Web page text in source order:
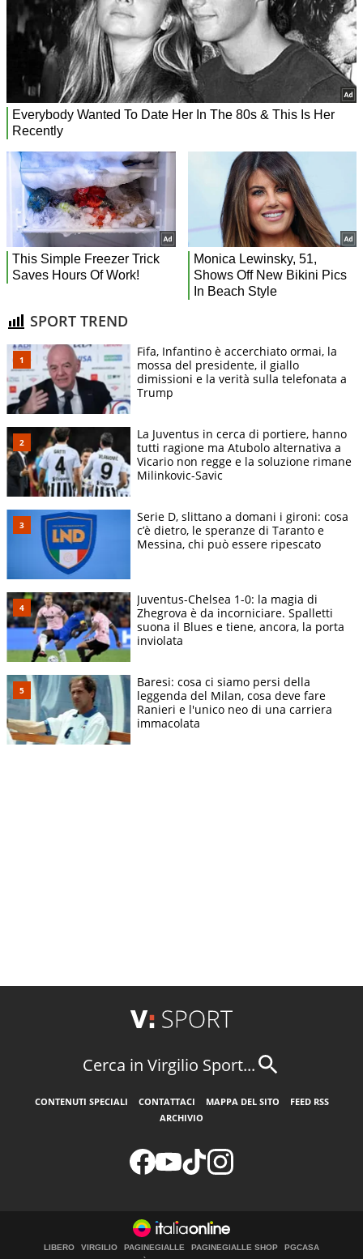
SPORT TREND
Fifa, Infantino è accerchiato ormai, la
mossa del presidente, il giallo
dimissioni e la verità sulla telefonata a
Trump
La Juventus in cerca di portiere, hanno
tutti ragione ma Atubolo alternativa a
Vicario non regge e la soluzione rimane
Milinkovic-Savic
Serie D, slittano a domani i gironi: cosa
c’è dietro, le speranze di Taranto e
Messina, chi può essere ripescato
Juventus-Chelsea 1-0: la magia di
Zhegrova è da incorniciare. Spalletti
suona il Blues e tiene, ancora, la porta
inviolata
Baresi: cosa ci siamo persi della
leggenda del Milan, cosa deve fare
Ranieri e l'unico neo di una carriera
immacolata
Cerca in Virgilio Sport...
CONTENUTI SPECIALI CONTATTACI MAPPA DEL SITO
FEED RSS
ARCHIVIO
LIBERO VIRGILIO PAGINEGIALLE PAGINEGIALLE SHOP
PGCASA